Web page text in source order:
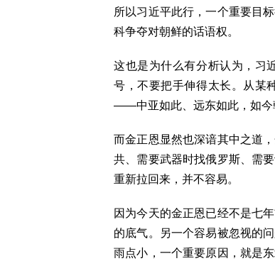
所以习近平此行，一个重要目
科争夺对朝鲜的话语权。
这也是为什么有分析认为，习
号，不要把手伸得太长。从某
——中亚如此、远东如此，如今
而金正恩显然也深谙其中之道
共、需要武器时找俄罗斯、需
重新拉回来，并不容易。
因为今天的金正恩已经不是七
的底气。另一个容易被忽视的
雨点小，一个重要原因，就是